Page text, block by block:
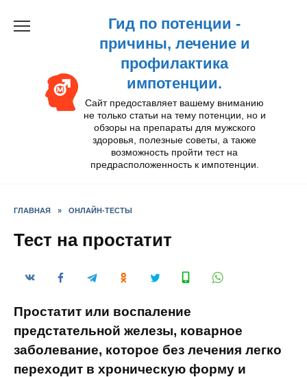
Гид по потенции -
причины, лечение и
профилактика
импотенции.
Сайт предоставляет вашему вниманию
не только статьи на тему потенции, но и
обзоры на препараты для мужского
здоровья, полезные советы, а также
возможность пройти тест на
предрасположенность к импотенции.
ГЛАВНАЯ » ОНЛАЙН-ТЕСТЫ
Тест на простатит
Простатит или воспаление
предстательной железы, коварное
заболевание, которое без лечения легко
переходит в хроническую форму и